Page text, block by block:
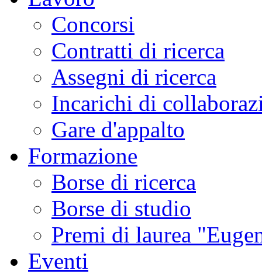
Concorsi
Contratti di ricerca
Assegni di ricerca
Incarichi di
Gare d'appalto
Formazione
Borse di ricerca
Borse di studio
Premi di laurea
Eventi